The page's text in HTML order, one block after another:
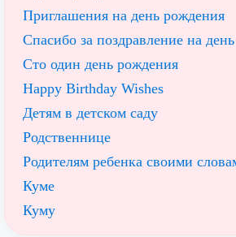
Приглашения на день рождения
Спасибо за поздравление на
Сто один день рождения
Happy Birthday Wishes
Детям в детском саду
Родственнице
Родителям ребенка своими
Куме
Куму